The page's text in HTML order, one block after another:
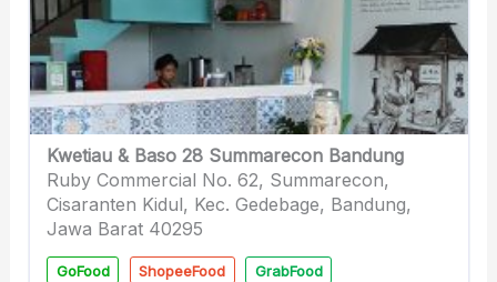
Kwetiau & Baso 28 Summarecon Bandung
Ruby Commercial No. 62, Summarecon,
Cisaranten Kidul, Kec. Gedebage, Bandung,
Jawa Barat 40295
GoFood ShopeeFood GrabFood